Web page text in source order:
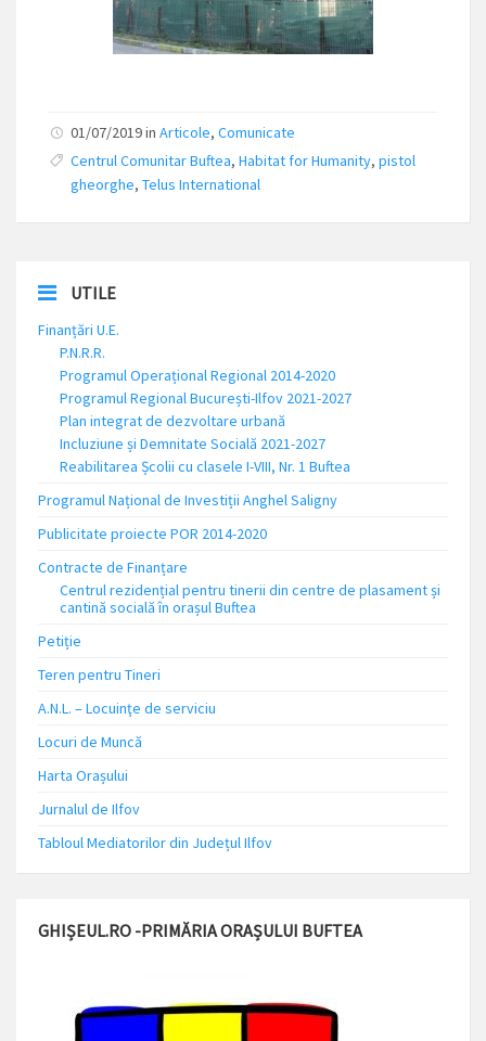
01/07/2019 in Articole, Comunicate
Centrul Comunitar Buftea, Habitat for Humanity, pistol
gheorghe, Telus International
UTILE
Finanțări U.E.
P.N.R.R.
Programul Operațional Regional 2014-2020
Programul Regional București-Ilfov 2021-2027
Plan integrat de dezvoltare urbană
Incluziune și Demnitate Socială 2021-2027
Reabilitarea Școlii cu clasele I-VIII, Nr. 1 Buftea
Programul Național de Investiții Anghel Saligny
Publicitate proiecte POR 2014-2020
Contracte de Finanțare
Centrul rezidențial pentru tinerii din centre de plasament și
cantină socială în orașul Buftea
Petiție
Teren pentru Tineri
A.N.L. – Locuinţe de serviciu
Locuri de Muncă
Harta Orașului
Jurnalul de Ilfov
Tabloul Mediatorilor din Județul Ilfov
GHIȘEUL.RO -PRIMĂRIA ORAȘULUI BUFTEA